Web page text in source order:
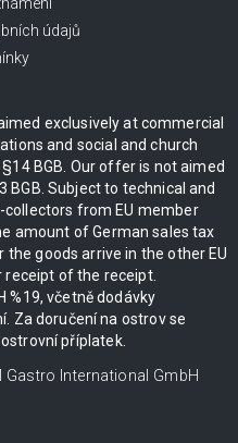
údajů
exclusively at commercial
and social and church
BGB. Our offer is not aimed
Subject to technical and
from EU member
amount of German sales tax
goods arrive in the other EU
of the receipt.
%19, včetně dodávky
Za doručení na ostrov se
příplatek.
Gastro International GmbH